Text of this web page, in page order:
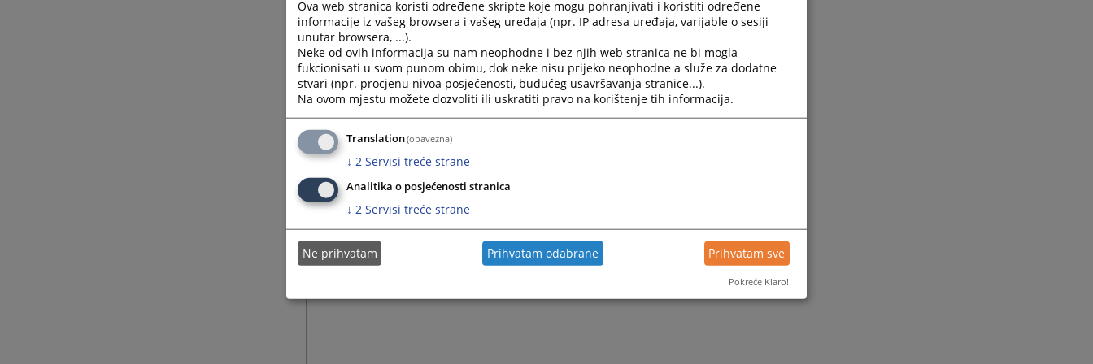
Ova web stranica koristi određene skripte koje mogu pohranjivati i koristiti određene
informacije iz vašeg browsera i vašeg uređaja (npr. IP adresa uređaja, varijable o sesiji
unutar browsera, ...).
Neke od ovih informacija su nam neophodne i bez njih web stranica ne bi mogla
fukcionisati u svom punom obimu, dok neke nisu prijeko neophodne a služe za dodatne
stvari (npr. procjenu nivoa posjećenosti, budućeg usavršavanja stranice...).
Na ovom mjestu možete dozvoliti ili uskratiti pravo na korištenje tih informacija.
Translation(obavezna)
↓ 2 Servisi treće strane
Analitika o posjećenosti stranica
↓ 2 Servisi treće strane
Ne prihvatam Prihvatam odabrane Prihvatam sve
Pokreće Klaro!